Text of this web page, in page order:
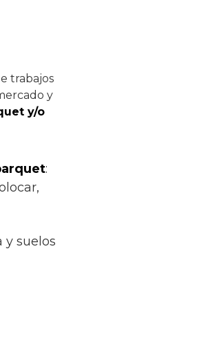
trabajos
y
y/o
:
y suelos